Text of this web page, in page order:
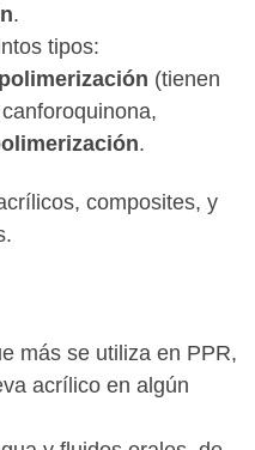
.
tipos:
(tienen
.
composites, y
más se utiliza en PPR,
acrílico en algún